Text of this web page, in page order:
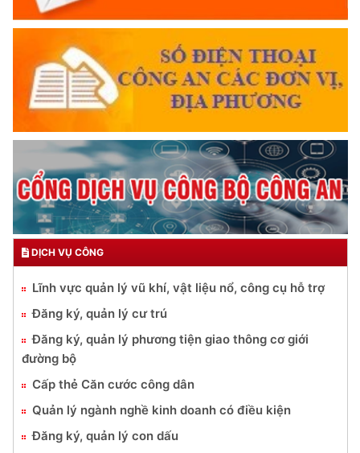
DỊCH VỤ CÔNG
Lĩnh vực quản lý vũ khí, vật liệu nổ, công cụ hỗ trợ
Đăng ký, quản lý cư trú
Đăng ký, quản lý phương tiện giao thông cơ giới
đường bộ
Cấp thẻ Căn cước công dân
Quản lý ngành nghề kinh doanh có điều kiện
Đăng ký, quản lý con dấu